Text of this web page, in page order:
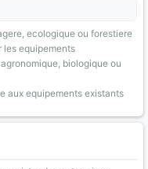
ecologique ou forestiere
equipements
biologique ou
aux equipements existants